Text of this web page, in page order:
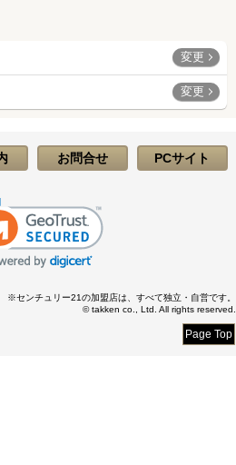
変更
変更
お問合せ PCサイト
※センチュリー21の加盟店は、すべて独立・自営です。
© takken co., Ltd. All rights reserved.
Page Top